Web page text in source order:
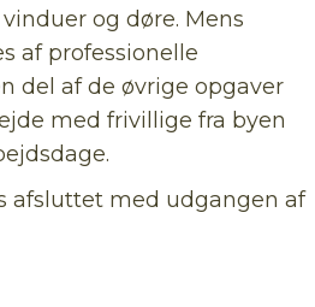
og døre. Mens
af professionelle
del af de øvrige opgaver
med frivillige fra byen
afsluttet med udgangen af